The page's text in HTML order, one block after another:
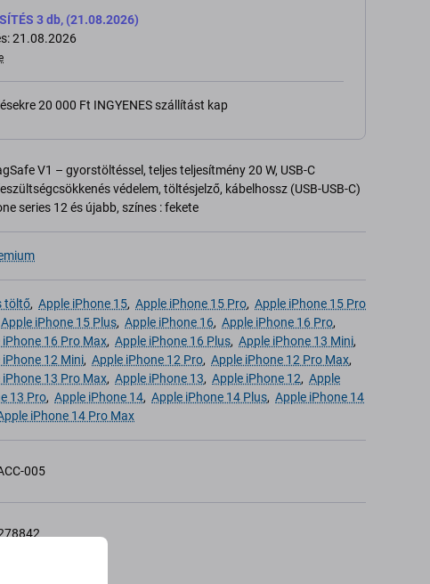
3 db, (21.08.2026)
21.08.2026
20 000 Ft INGYENES szállítást kap
V1 – gyorstöltéssel, teljes teljesítmény 20 W, USB-C
védelem, töltésjelző, kábelhossz (USB-USB-C)
series 12 és újabb, színes : fekete
töltő, Apple iPhone 15, Apple iPhone 15 Pro, Apple iPhone 15 Pro
Apple iPhone 15 Plus, Apple iPhone 16, Apple iPhone 16 Pro,
iPhone 16 Pro Max, Apple iPhone 16 Plus, Apple iPhone 13 Mini,
iPhone 12 Mini, Apple iPhone 12 Pro, Apple iPhone 12 Pro Max,
iPhone 13 Pro Max, Apple iPhone 13, Apple iPhone 12, Apple
13 Pro, Apple iPhone 14, Apple iPhone 14 Plus, Apple iPhone 14
iPhone 14 Pro Max
005